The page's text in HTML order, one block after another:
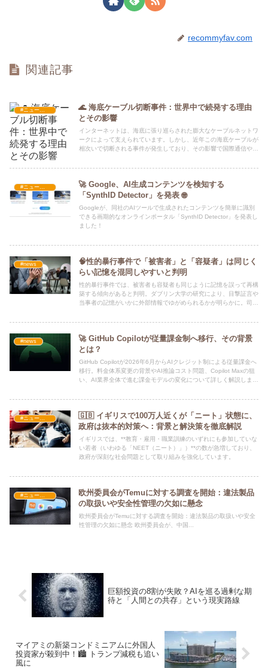
recommyfav.com
関連記事
#ニュース・社会・コラム
🌊 海底ケーブル切断事件：世界中で続発する理由
とその影響
インターネットは、海底に張り巡らされた膨大なケーブルネットワ
ークによって支えられています。しかし、近年この海底ケーブルが
相次いで切断される事件が発生しており、その影響で国際通信や金
#ニュース・社会・コラム
🚀 Google、AI生成コンテンツを検知する
「SynthID Detector」を発表 🌐
Googleが、同社のAIツールで生成されたコンテンツを簡単に識別
できる画期的なオンラインポータル「SynthID Detector」を発表し
ました！
#news
🧠性的暴行事件で「被害者」と「容疑者」は同じく
らい記憶を混同しやすいと判明
性的暴行事件では、被害者も容疑者も同じように記憶を誤って再構
築する傾向があると判明。ダブリン大学の研究により、目撃証言や
当事者の記憶がいかに外部情報でゆがめられるかが明らかに。司法
#news
🚀 GitHub Copilotが従量課金制へ移行、その背景
とは？
GitHub Copilotが2026年6月からAIクレジット制による従量課金へ
移行。料金体系変更の背景やAI推論コスト問題、Copilot Maxの狙
い、AI業界全体で進む課金モデルの変化について詳しく解説しま
🇬🇧 イギリスで100万人近くが「ニート」状態に、
政府は抜本的対策へ：背景と解決策を徹底解説
イギリスでは、**教育・雇用・職業訓練のいずれにも参加していな
い若者（いわゆる「NEET（ニート）」）**の数が急増しており、
政府が深刻な社会問題として取り組みを強化しています。
欧州委員会がTemuに対する調査を開始：違法製品
の取扱いや安全性管理の欠如に懸念
欧州委員会がTemuに対する調査を開始：違法製品の取扱いや安全
性管理の欠如に懸念 欧州委員会が、中国...
巨額投資の8割が失敗？AIを巡る過剰な期
待と「人間との共存」という現実路線
マイアミの新築コンドミニアムに外国人
投資家が殺到中！🏙️ トランプ減税も追い
風に